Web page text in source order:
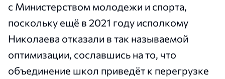
с Министерством молодежи и спорта,
поскольку ещё в 2021 году исполкому
Николаева отказали в так называемой
оптимизации, сославшись на то, что
объединение школ приведёт к перегрузке